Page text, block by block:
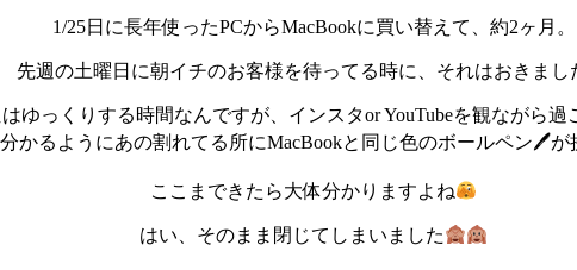
1/25日に長年使ったPCからMacBookに買い替えて、約2ヶ月。
先週の土曜日に朝イチのお客様を待ってる時に、それはおきまし
ゆっくりする時間なんですが、インスタor YouTubeを観ながら
かるようにあの割れてる所にMacBookと同じ色のボールペン🖊が
ここまできたら大体分かりますよね
はい、そのまま閉じてしまいました